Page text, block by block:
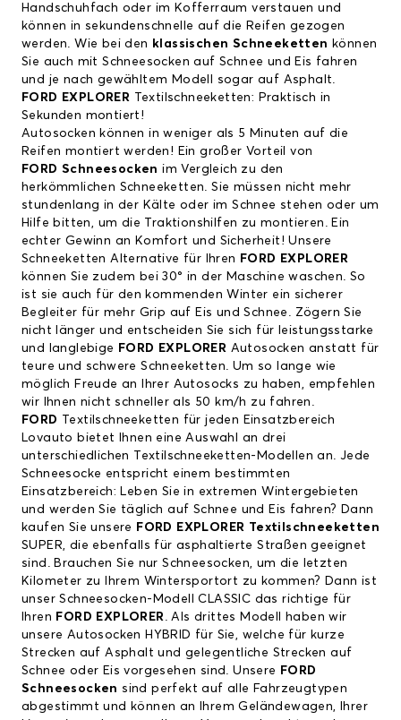
Handschuhfach oder im Kofferraum verstauen und
können in sekundenschnelle auf die Reifen gezogen
werden. Wie bei den klassischen Schneeketten können
Sie auch mit Schneesocken auf Schnee und Eis fahren
und je nach gewähltem Modell sogar auf Asphalt.
FORD EXPLORER Textilschneeketten: Praktisch in
Sekunden montiert!
Autosocken können in weniger als 5 Minuten auf die
Reifen montiert werden! Ein großer Vorteil von
FORD Schneesocken im Vergleich zu den
herkömmlichen Schneeketten. Sie müssen nicht mehr
stundenlang in der Kälte oder im Schnee stehen oder um
Hilfe bitten, um die Traktionshilfen zu montieren. Ein
echter Gewinn an Komfort und Sicherheit! Unsere
Schneeketten Alternative für Ihren FORD EXPLORER
können Sie zudem bei 30° in der Maschine waschen. So
ist sie auch für den kommenden Winter ein sicherer
Begleiter für mehr Grip auf Eis und Schnee. Zögern Sie
nicht länger und entscheiden Sie sich für leistungsstarke
und langlebige FORD EXPLORER Autosocken anstatt für
teure und schwere Schneeketten. Um so lange wie
möglich Freude an Ihrer Autosocks zu haben, empfehlen
wir Ihnen nicht schneller als 50 km/h zu fahren.
FORD Textilschneeketten für jeden Einsatzbereich
Lovauto bietet Ihnen eine Auswahl an drei
unterschiedlichen Textilschneeketten-Modellen an. Jede
Schneesocke entspricht einem bestimmten
Einsatzbereich: Leben Sie in extremen Wintergebieten
und werden Sie täglich auf Schnee und Eis fahren? Dann
kaufen Sie unsere FORD EXPLORER Textilschneeketten
SUPER, die ebenfalls für asphaltierte Straßen geeignet
sind. Brauchen Sie nur Schneesocken, um die letzten
Kilometer zu Ihrem Wintersportort zu kommen? Dann ist
unser Schneesocken-Modell CLASSIC das richtige für
Ihren FORD EXPLORER
. Als drittes Modell haben wir
unsere Autosocken HYBRID für Sie, welche für kurze
Strecken auf Asphalt und gelegentliche Strecken auf
Schnee oder Eis vorgesehen sind. Unsere FORD
Schneesocken sind perfekt auf alle Fahrzeugtypen
abgestimmt und können an Ihrem Geländewagen, Ihrer